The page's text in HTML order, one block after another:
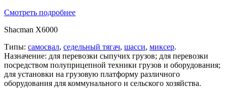
Смотреть подробнее
Shacman X6000
Типы: самосвал, седельный тягач, шасси, миксер.
Назначение: для перевозки сыпучих грузов; для перевозки
посредством полуприцепной техники грузов и оборудования;
для установки на грузовую платформу различного
оборудования для коммунального и сельского хозяйства.